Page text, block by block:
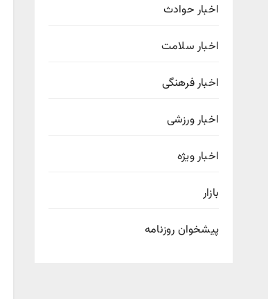
اخبار حوادث
اخبار سلامت
اخبار فرهنگی
اخبار ورزشی
اخبار ویژه
بازار
پیشخوان روزنامه